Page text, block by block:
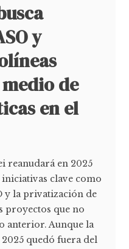
y
de
en el
reanudará en 2025
clave como
y la privatización de
proyectos que no
anterior. Aunque la
quedó fuera del